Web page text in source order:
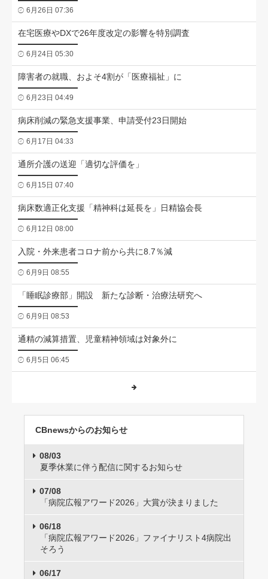
6月26日 07:36
在宅医療やDXで26年度改定の影響を特別調査
6月24日 05:30
障害者の就職、およそ4割が「医療福祉」に
6月23日 04:49
病床削減の緊急支援事業、申請受付23日開始
6月17日 04:33
通所介護の送迎「適切な評価を」
6月15日 07:40
病床数適正化支援「精神科は延長を」日精協会長
6月12日 08:00
入院・外来患者コロナ前から共に8.7％減
6月9日 08:55
「睡眠診療部」開設 新たな診断・治療法研究へ
6月9日 08:53
通精の減算措置、児童精神領域は対象外に
6月5日 06:45
CBnewsからのお知らせ
08/03
夏季休業に伴う配信に関するお知らせ
07/08
「病院広報アワード2026」大賞が決まりました
06/18
「病院広報アワード2026」ファイナリスト4病院出
そろう
06/17